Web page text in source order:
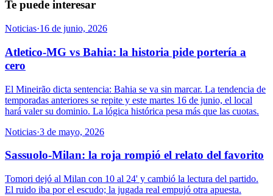
Te puede interesar
Noticias·16 de junio, 2026
Atletico-MG vs Bahia: la historia pide portería a
cero
El Mineirão dicta sentencia: Bahia se va sin marcar. La tendencia de
temporadas anteriores se repite y este martes 16 de junio, el local
hará valer su dominio. La lógica histórica pesa más que las cuotas.
Noticias·3 de mayo, 2026
Sassuolo-Milan: la roja rompió el relato del favorito
Tomori dejó al Milan con 10 al 24' y cambió la lectura del partido.
El ruido iba por el escudo; la jugada real empujó otra apuesta.